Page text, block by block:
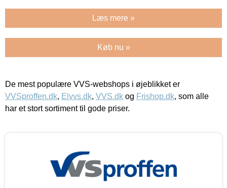
Læs mere »
Køb nu »
De mest populære VVS-webshops i øjeblikket er
VVSproffen.dk, Elvvs.dk, VVS.dk og Frishop.dk, som alle
har et stort sortiment til gode priser.